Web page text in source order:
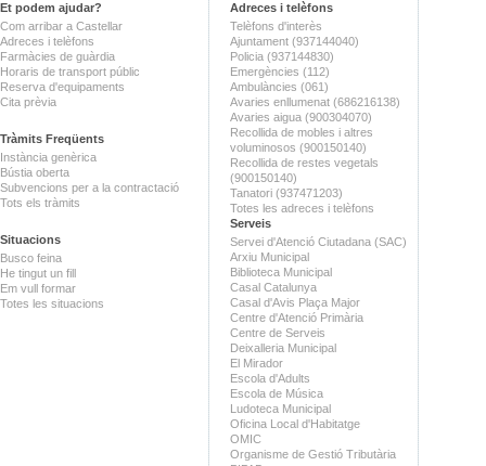
Et podem ajudar?
Com arribar a Castellar
Adreces i telèfons
Farmàcies de guàrdia
Horaris de transport públic
Reserva d'equipaments
Cita prèvia
Tràmits Freqüents
Instància genèrica
Bústia oberta
Subvencions per a la contractació
Tots els tràmits
Situacions
Busco feina
He tingut un fill
Em vull formar
Totes les situacions
Adreces i telèfons
Telèfons d'interès
Ajuntament (937144040)
Policia (937144830)
Emergències (112)
Ambulàncies (061)
Avaries enllumenat (686216138)
Avaries aigua (900304070)
Recollida de mobles i altres
voluminosos (900150140)
Recollida de restes vegetals
(900150140)
Tanatori (937471203)
Totes les adreces i telèfons
Serveis
Servei d'Atenció Ciutadana (SAC)
Arxiu Municipal
Biblioteca Municipal
Casal Catalunya
Casal d'Avis Plaça Major
Centre d'Atenció Primària
Centre de Serveis
Deixalleria Municipal
El Mirador
Escola d'Adults
Escola de Música
Ludoteca Municipal
Oficina Local d'Habitatge
OMIC
Organisme de Gestió Tributària